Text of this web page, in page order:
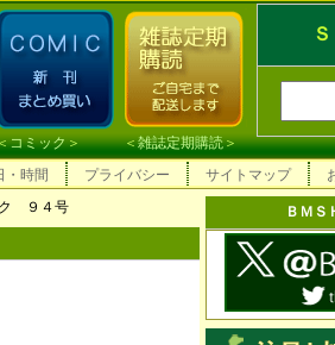
コミック＞ ＜雑誌定期購読＞
・時間 プライバシー サイトマップ
９４号 ＢＭ